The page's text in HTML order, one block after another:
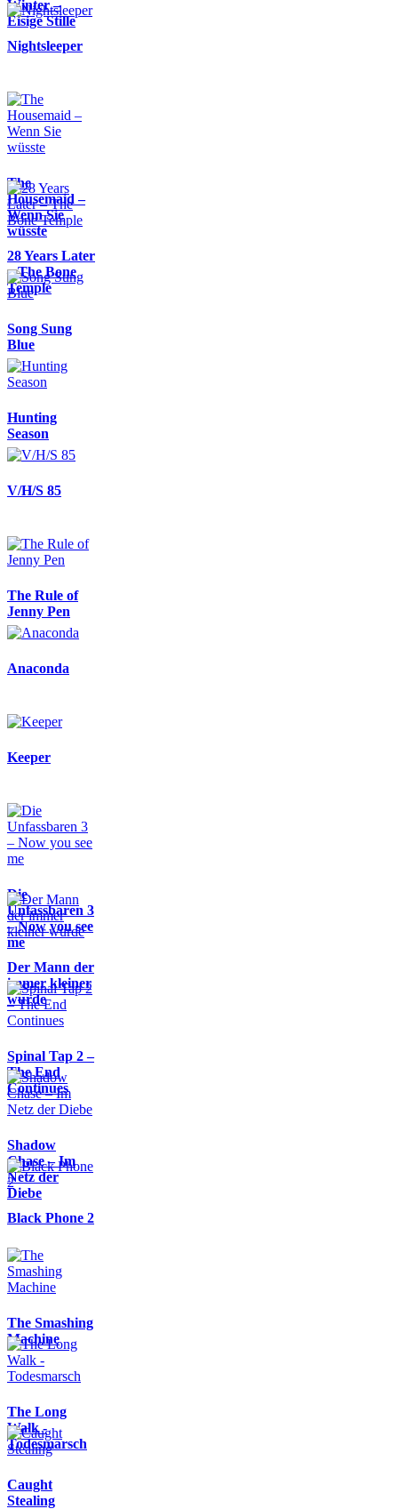
Winter –
Eisige Stille
Nightsleeper
The
Housemaid –
Wenn Sie
wüsste
28 Years Later
– The Bone
Temple
Song Sung
Blue
Hunting
Season
V/H/S 85
The Rule of
Jenny Pen
Anaconda
Keeper
Die
Unfassbaren 3
– Now you see
me
Der Mann der
immer kleiner
wurde
Spinal Tap 2 –
The End
Continues
Shadow
Chase – Im
Netz der
Diebe
Black Phone 2
The Smashing
Machine
The Long
Walk -
Todesmarsch
Caught
Stealing